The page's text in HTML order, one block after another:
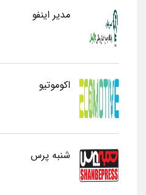
مدیر اینفو
اکوموتیو
شنبه پرس